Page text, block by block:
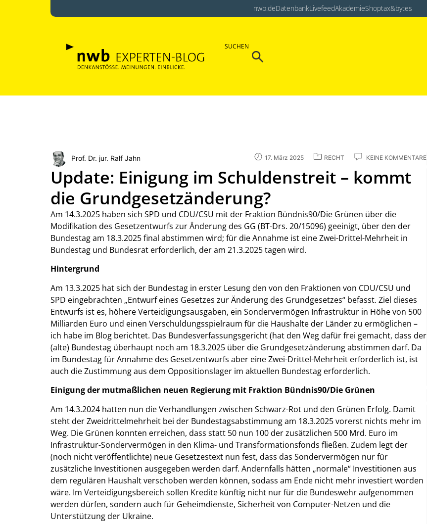
nwb.deDatenbankLivefeedAkademieShoptax&bytes
SUCHEN
Search
Prof. Dr. jur. Ralf Jahn 17. März 2025 RECHT KEINE KOMMENTARE
Update: Einigung im Schuldenstreit – kommt
die Grundgesetzänderung?
Am 14.3.2025 haben sich SPD und CDU/CSU mit der Fraktion Bündnis90/Die Grünen über die
Modifikation des Gesetzentwurfs zur Änderung des GG (BT-Drs. 20/15096) geeinigt, über den der
Bundestag am 18.3.2025 final abstimmen wird; für die Annahme ist eine Zwei-Drittel-Mehrheit in
Bundestag und Bundesrat erforderlich, der am 21.3.2025 tagen wird.
Hintergrund
Am 13.3.2025 hat sich der Bundestag in erster Lesung den von den Fraktionen von CDU/CSU und
SPD eingebrachten „Entwurf eines Gesetzes zur Änderung des Grundgesetzes“ befasst. Ziel dieses
Entwurfs ist es, höhere Verteidigungsausgaben, ein Sondervermögen Infrastruktur in Höhe von 500
Milliarden Euro und einen Verschuldungsspielraum für die Haushalte der Länder zu ermöglichen –
ich habe im Blog berichtet. Das Bundesverfassungsgericht (hat den Weg dafür frei gemacht, dass der
(alte) Bundestag überhaupt noch am 18.3.2025 über die Grundgesetzänderung abstimmen darf. Da
im Bundestag für Annahme des Gesetzentwurfs aber eine Zwei-Drittel-Mehrheit erforderlich ist, ist
auch die Zustimmung aus dem Oppositionslager im aktuellen Bundestag erforderlich.
Einigung der mutmaßlichen neuen Regierung mit Fraktion Bündnis90/Die Grünen
Am 14.3.2024 hatten nun die Verhandlungen zwischen Schwarz-Rot und den Grünen Erfolg. Damit
steht der Zweidrittelmehrheit bei der Bundestagsabstimmung am 18.3.2025 vorerst nichts mehr im
Weg. Die Grünen konnten erreichen, dass statt 50 nun 100 der zusätzlichen 500 Mrd. Euro im
Infrastruktur-Sondervermögen in den Klima- und Transformationsfonds fließen. Zudem legt der
(noch nicht veröffentlichte) neue Gesetzestext nun fest, dass das Sondervermögen nur für
zusätzliche Investitionen ausgegeben werden darf. Andernfalls hätten „normale“ Investitionen aus
dem regulären Haushalt verschoben werden können, sodass am Ende nicht mehr investiert worden
wäre. Im Verteidigungsbereich sollen Kredite künftig nicht nur für die Bundeswehr aufgenommen
werden dürfen, sondern auch für Geheimdienste, Sicherheit von Computer-Netzen und die
Unterstützung der Ukraine.